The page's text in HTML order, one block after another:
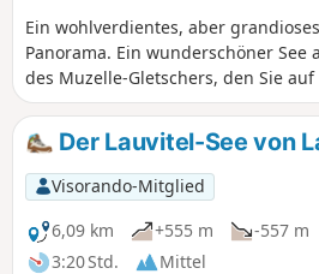
Ein wohlverdientes, aber grandioses
Panorama. Ein wunderschöner See
des Muzelle-Gletschers, den Sie
Fall verpassen sollten!
Der Lauvitel-See von
Visorando-Mitglied
6,09 km
+555 m
-557 m
3:20 Std.
Mittel